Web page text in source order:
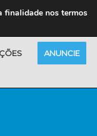
ANUNCIE
finalidade nos termos